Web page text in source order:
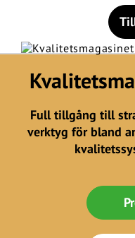
Full tillgång till
verktyg för bland